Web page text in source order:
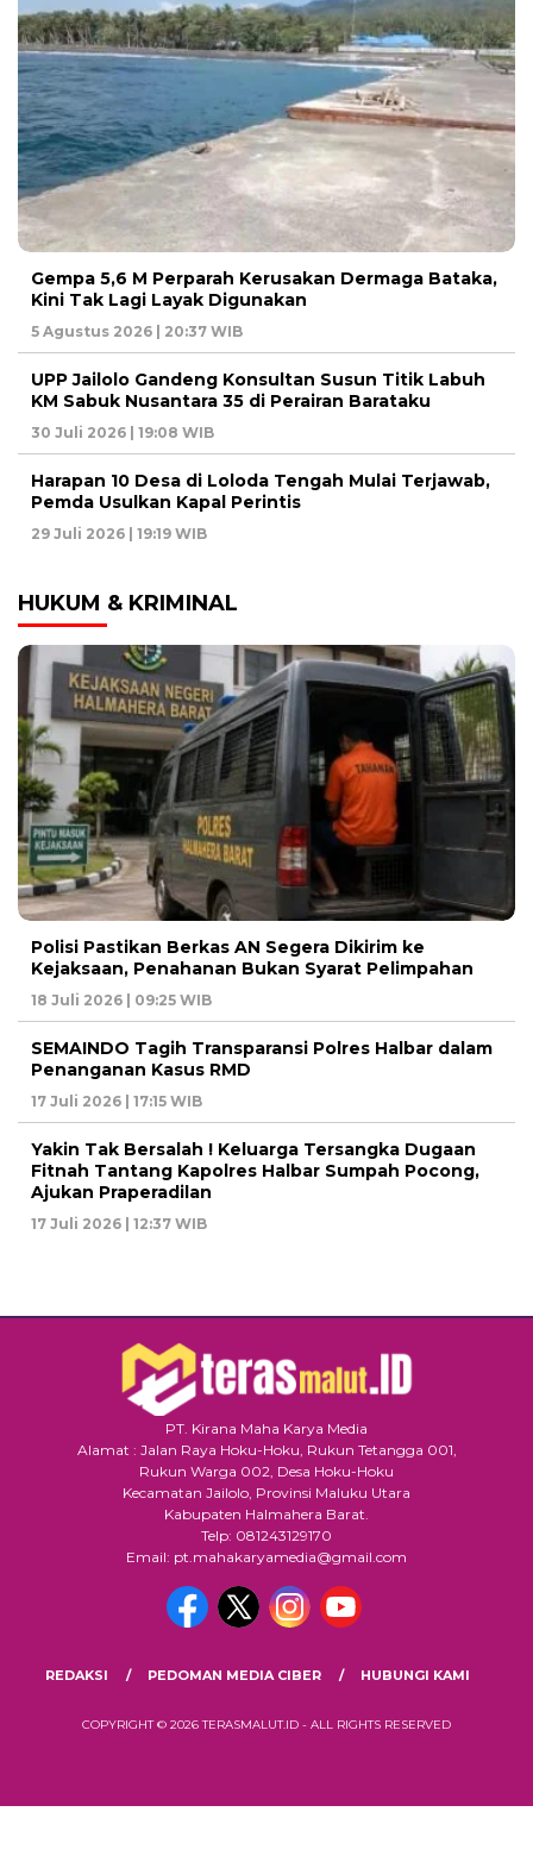
Gempa 5,6 M Perparah Kerusakan Dermaga Bataka,
Kini Tak Lagi Layak Digunakan
5 Agustus 2026 | 20:37 WIB
UPP Jailolo Gandeng Konsultan Susun Titik Labuh
KM Sabuk Nusantara 35 di Perairan Barataku
30 Juli 2026 | 19:08 WIB
Harapan 10 Desa di Loloda Tengah Mulai Terjawab,
Pemda Usulkan Kapal Perintis
29 Juli 2026 | 19:19 WIB
HUKUM & KRIMINAL
Polisi Pastikan Berkas AN Segera Dikirim ke
Kejaksaan, Penahanan Bukan Syarat Pelimpahan
18 Juli 2026 | 09:25 WIB
SEMAINDO Tagih Transparansi Polres Halbar dalam
Penanganan Kasus RMD
17 Juli 2026 | 17:15 WIB
Yakin Tak Bersalah ! Keluarga Tersangka Dugaan
Fitnah Tantang Kapolres Halbar Sumpah Pocong,
Ajukan Praperadilan
17 Juli 2026 | 12:37 WIB
PT. Kirana Maha Karya Media
Alamat : Jalan Raya Hoku-Hoku, Rukun Tetangga 001,
Rukun Warga 002, Desa Hoku-Hoku
Kecamatan Jailolo, Provinsi Maluku Utara
Kabupaten Halmahera Barat.
Telp: 081243129170
Email: pt.mahakaryamedia@gmail.com
REDAKSI PEDOMAN MEDIA CIBER HUBUNGI KAMI
COPYRIGHT © 2026 TERASMALUT.ID - ALL RIGHTS RESERVED